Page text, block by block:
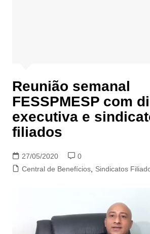
Reunião semanal
FESSPMESP com
executiva e
filiados
27/05/2020
0
Central de Benefícios, Sindicatos